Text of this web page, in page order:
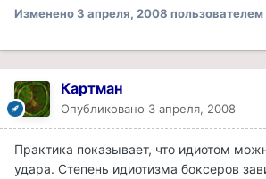
Изменено3 апреля, 2008
Картман
Опубликовано 3 апреля, 2008
Практика показывает, что идиотом
удара. Степень идиотизма боксеров